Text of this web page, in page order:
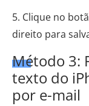
5. Clique no
direito para
Método 3:
texto do
por e-mail